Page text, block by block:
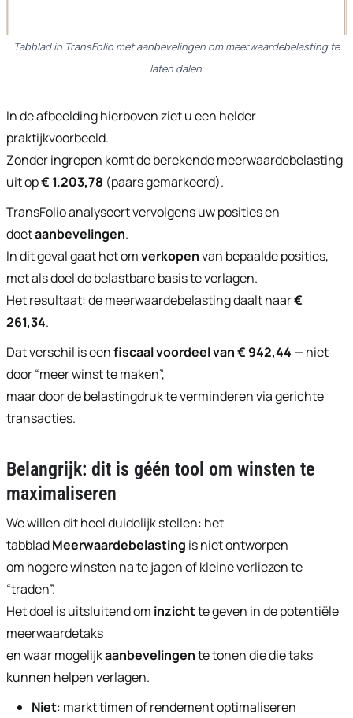
Tabblad in TransFolio met aanbevelingen om meerwaardebelasting te
laten dalen.
In de afbeelding hierboven ziet u een helder
praktijkvoorbeeld.
Zonder ingrepen komt de berekende meerwaardebelasting
uit op€ 1.203,78 (paars gemarkeerd).
TransFolio analyseert vervolgens uw posities en
doetaanbevelingen.
In dit geval gaat het omverkopenvan bepaalde posities,
met als doel de belastbare basis te verlagen.
Het resultaat: de meerwaardebelasting daalt naar€
261,34.
Dat verschil is eenfiscaal voordeel van € 942,44 — niet
door “meer winst te maken”,
maar door de belastingdruk te verminderen via gerichte
transacties.
Belangrijk: dit is géén tool om winsten te
maximaliseren
We willen dit heel duidelijk stellen: het
tabbladMeerwaardebelasting is niet ontworpen
om hogere winsten na te jagen of kleine verliezen te
“traden”.
Het doel is uitsluitend om inzichtte geven in de potentiële
meerwaardetaks
en waar mogelijkaanbevelingente tonen die die taks
kunnen helpen verlagen.
Niet: markt timen of rendement optimaliseren